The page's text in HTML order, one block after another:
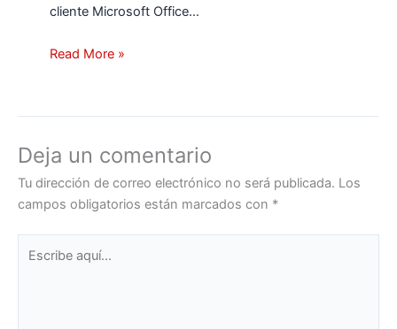
cliente Microsoft Office…
Read More »
Deja un comentario
Tu dirección de correo electrónico no será publicada. Los
campos obligatorios están marcados con *
aquí...